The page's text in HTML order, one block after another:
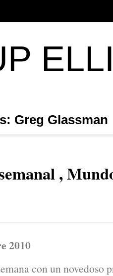
Greg Glassman
,
2010
con un novedoso